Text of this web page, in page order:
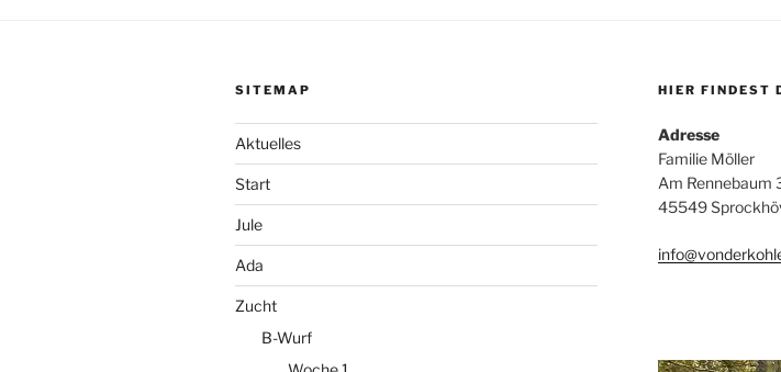
SITEMAP
Aktuelles
Start
Jule
Ada
Zucht
B-Wurf
HIER FINDEST
Adresse
Familie Möller
Am Rennebaum
45549